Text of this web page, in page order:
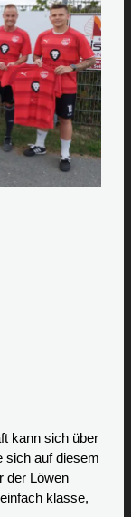
kann sich über
sich auf diesem
der Löwen
klasse,